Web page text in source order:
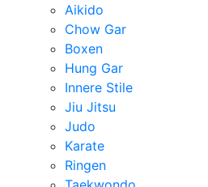
Aikido
Chow Gar
Boxen
Hung Gar
Innere Stile
Jiu Jitsu
Judo
Karate
Ringen